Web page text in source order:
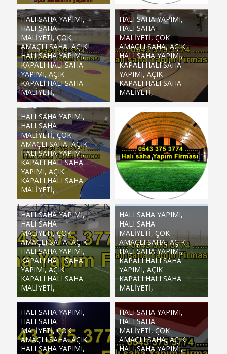
HALI SAHA YAPIMI,
HALI SAHA
MALIYETI, ÇOK
AMAÇLI SAHA, AÇIK
HALI SAHA YAPIMI,
KAPALI HALI SAHA
YAPIMI, AÇIK
KAPALI HALI SAHA
MALIYETI,
HALI SAHA YAPIMI,
HALI SAHA
MALIYETI, ÇOK
AMAÇLI SAHA, AÇIK
HALI SAHA YAPIMI,
KAPALI HALI SAHA
YAPIMI, AÇIK
KAPALI HALI SAHA
MALIYETI,
HALI SAHA YAPIMI,
HALI SAHA
MALIYETI, ÇOK
AMAÇLI SAHA, AÇIK
HALI SAHA YAPIMI,
KAPALI HALI SAHA
YAPIMI, AÇIK
KAPALI HALI SAHA
MALIYETI,
HALI SAHA YAPIMI,
HALI SAHA
MALIYETI, ÇOK
AMAÇLI SAHA, AÇIK
HALI SAHA YAPIMI,
KAPALI HALI SAHA
YAPIMI, AÇIK
KAPALI HALI SAHA
MALIYETI,
HALI SAHA YAPIMI,
HALI SAHA
MALIYETI, ÇOK
AMAÇLI SAHA, AÇIK
HALI SAHA YAPIMI,
KAPALI HALI SAHA
YAPIMI, AÇIK
KAPALI HALI SAHA
MALIYETI,
HALI SAHA YAPIMI,
HALI SAHA
MALIYETI, ÇOK
AMAÇLI SAHA, AÇIK
HALI SAHA YAPIMI,
HALI SAHA YAPIMI,
HALI SAHA
MALIYETI, ÇOK
AMAÇLI SAHA, AÇIK
HALI SAHA YAPIMI,